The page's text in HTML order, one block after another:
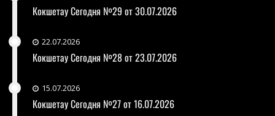
Кокшетау Сегодня №29 от 30.07.2026
22.07.2026
Кокшетау Сегодня №28 от 23.07.2026
15.07.2026
Кокшетау Сегодня №27 от 16.07.2026